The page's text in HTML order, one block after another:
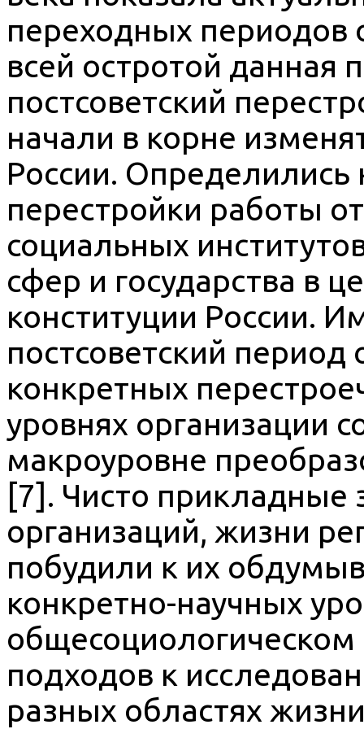
переходных периодов
всей остротой данная
постсоветский
начали в корне
России.
перестройки работы
социальных
сфер и государства в
конституции России.
постсоветский
конкретных
уровнях организации
макроуровне
[7]. Чисто прикладные
организаций, жизни
побудили к их
конкретно-научных
подходов к
разных областях